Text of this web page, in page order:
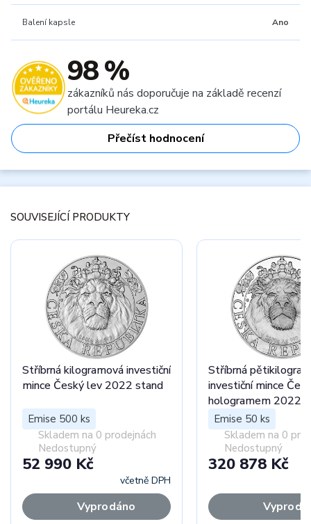
Balení kapsle Ano
98 %
zákazníků nás doporučuje na základě recenzí
portálu Heureka.cz
Přečíst hodnocení
SOUVISEJÍCÍ PRODUKTY
Stříbrná kilogramová investiční
mince Český lev 2022 stand
Emise 500 ks
Skladem na 0 prodejnách
Nedostupný
52 990 Kč
včetně DPH
Vyprodáno
Stříbrná
investiční mince
hologramem 2022
Emise 50 ks
Skladem na 0
Nedostupný
320 878 Kč